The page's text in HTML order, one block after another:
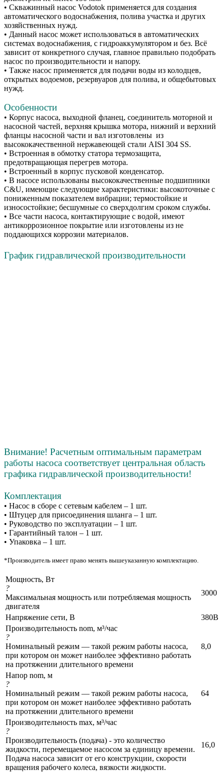
• Скважинный насос Vodotok применяется для создания
автоматического водоснабжения, полива участка и других
хозяйственных нужд.
• Данный насос может использоваться в автоматических
системах водоснабжения, с гидроаккумулятором и без. Всё
зависит от конкретного случая, главное правильно подобрать
насос по производительности и напору.
• Также насос применяется для подачи воды из колодцев,
открытых водоемов, резервуаров для полива, и общебытовых
нужд.
Особенности
• Корпус насоса, выходной фланец, соединитель моторной и
насосной частей, верхняя крышка мотора, нижний и верхний
фланцы насосной части и вал изготовлены из
высококачественной нержавеющей стали AISI 304 SS.
• Встроенная в обмотку статора термозащита,
предотвращающая перегрев мотора.
• Встроенный в корпус пусковой конденсатор.
• В насосе использованы высококачественные подшипники
C&U, имеющие следующие характеристики: высокоточные с
пониженным показателем вибрации; термостойкие и
износостойкие; бесшумные со сверхдолгим сроком службы.
• Все части насоса, контактирующие с водой, имеют
антикоррозионное покрытие или изготовлены из не
поддающихся коррозии материалов.
График гидравлической производительности
Внимание! Расчетным оптимальным параметрам
работы насоса соответствует центральная область
графика гидравлической производительности!
Комплектация
• Насос в сборе с сетевым кабелем – 1 шт.
• Штуцер для присоединения шланга – 1 шт.
• Руководство по эксплуатации – 1 шт.
• Гарантийный талон – 1 шт.
• Упаковка – 1 шт.
*Производитель имеет право менять вышеуказанную комплектацию.
Мощность, Вт
?
Максимальная мощность или потребляемая мощность
двигателя
3000
Напряжение сети, В
380В
Производительность nom, м³/час
?
Номинальный режим — такой режим работы насоса,
при котором он может наиболее эффективно работать
на протяжении длительного времени
8,0
Напор nom, м
?
Номинальный режим — такой режим работы насоса,
при котором он может наиболее эффективно работать
на протяжении длительного времени
64
Производительность max, м³/час
?
Производительность (подача) - это количество
жидкости, перемещаемое насосом за единицу времени.
Подача насоса зависит от его конструкции, скорости
вращения рабочего колеса, вязкости жидкости.
16,0